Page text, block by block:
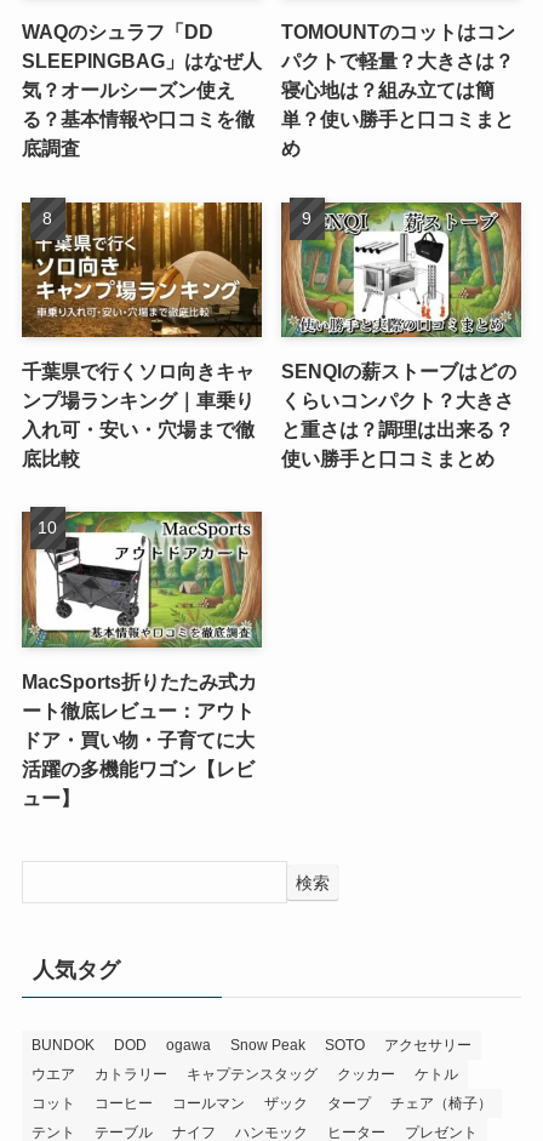
WAQのシュラフ「DD
SLEEPINGBAG」はなぜ人
気？オールシーズン使え
る？基本情報や口コミを徹
底調査
TOMOUNTのコットはコン
パクトで軽量？大きさは？
寝心地は？組み立ては簡
単？使い勝手と口コミまと
め
千葉県で行くソロ向きキャ
ンプ場ランキング｜車乗り
入れ可・安い・穴場まで徹
底比較
SENQIの薪ストーブはどの
くらいコンパクト？大きさ
と重さは？調理は出来る？
使い勝手と口コミまとめ
MacSports折りたたみ式カ
ート徹底レビュー：アウト
ドア・買い物・子育てに大
活躍の多機能ワゴン【レビ
ュー】
検索
人気タグ
BUNDOK DOD ogawa Snow Peak SOTO
アクセサリー
ウエア
カトラリー キャプテンスタッグ クッカー
ケトル
コット
コーヒー コールマン ザック タープ
チェア（椅子）
テント
テーブル ナイフ ハンモック ヒーター
プレゼント